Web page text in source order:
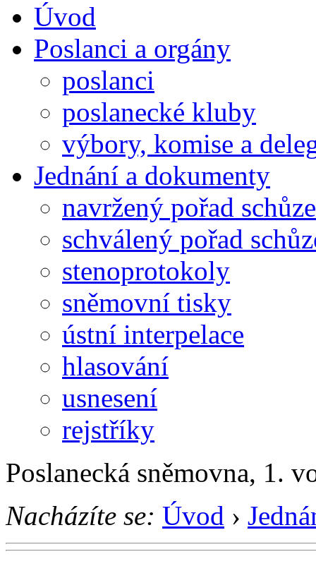
Úvod
Poslanci a orgány
poslanci
poslanecké kluby
výbory, komise a
Jednání a dokumenty
navržený pořad schůze
schválený pořad
stenoprotokoly
sněmovní tisky
ústní interpelace
hlasování
usnesení
rejstříky
Poslanecká sněmovna, 1.
Nacházíte se: Úvod ›